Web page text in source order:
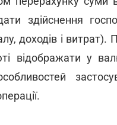
здійснення
доходів і
відображати у